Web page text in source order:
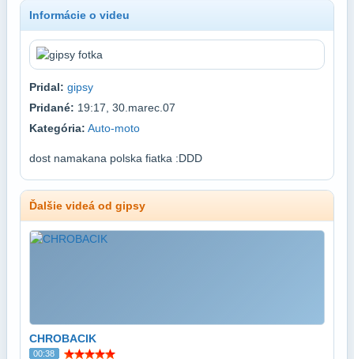
Informácie o videu
Pridal: gipsy
Pridané: 19:17, 30.marec.07
Kategória: Auto-moto
dost namakana polska fiatka :DDD
Ďalšie videá od gipsy
CHROBACIK
00:38